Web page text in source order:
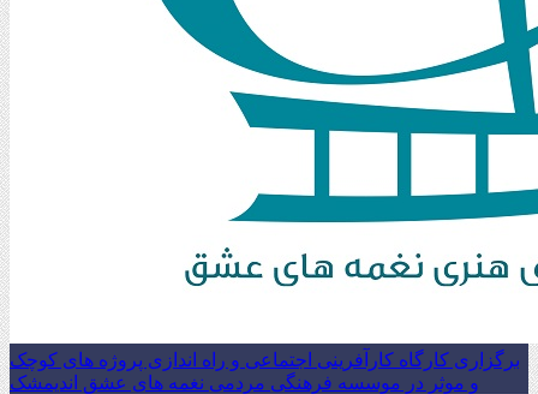
برگزاری کارگاه کارآفرینی اجتماعی و راه اندازی پروژه های کوچک
و موثر در موسسه فرهنگی مردمی نغمه های عشق اندیمشک